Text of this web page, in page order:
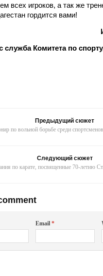
всех игроков, а так же
гордится вами!
служба Комитета по
Предыдущий сюжет
по вольной борьбе среди
Следующий сюжет
по карате, посвященные 70-летию
Email*